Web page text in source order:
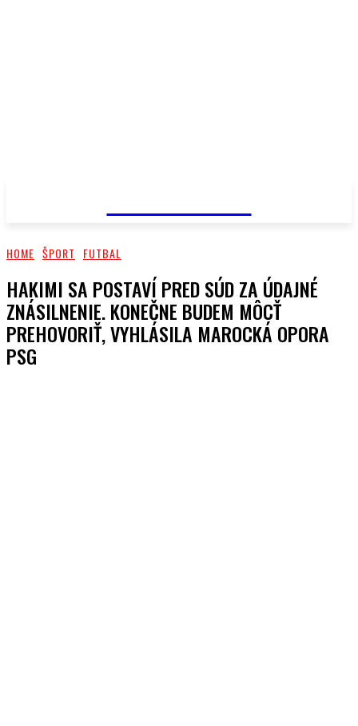
HOME ŠPORT FUTBAL
HAKIMI SA POSTAVÍ PRED SÚD ZA ÚDAJNÉ
ZNÁSILNENIE. KONEČNE BUDEM MÔCŤ
PREHOVORIŤ, VYHLÁSILA MAROCKÁ OPORA
PSG